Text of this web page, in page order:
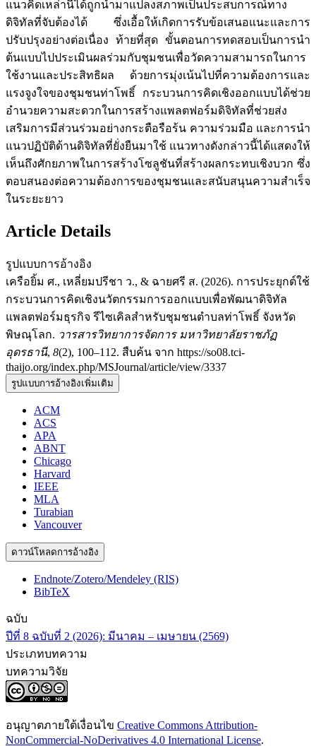
แนวคิดเหล่านี้ได้ถูกนำมาแปลงสภาพเป็นประสบการณ์ทาง
ดิจิทัลที่จับต้องได้ ซึ่งเอื้อให้เกิดการรับข้อเสนอแนะและการ
ปรับปรุงอย่างต่อเนื่อง ท้ายที่สุด ขั้นตอนการทดสอบเป็นการนำ
ต้นแบบไปประเมินผลร่วมกับชุมชนเพื่อวัดความสามารถในการ
ใช้งานและประสิทธิผล ด้วยการมุ่งเน้นไปที่ความต้องการและ
แรงจูงใจของชุมชนท่าโพธิ์ กระบวนการคิดเชิงออกแบบได้ช่วย
อำนวยความสะดวกในการสร้างแพลตฟอร์มดิจิทัลที่ช่วยส่ง
เสริมการมีส่วนร่วมอย่างกระตือรือร้น ความร่วมมือ และการนำ
แนวปฏิบัติด้านดิจิทัลที่ยั่งยืนมาใช้ แนวทางดังกล่าวนี้ได้แสดงให้
เห็นถึงศักยภาพในการสร้างโซลูชันที่สร้างผลกระทบเชิงบวก ซึ่ง
ตอบสนองต่อความต้องการของชุมชนและสนับสนุนความสำเร็จ
ในระยะยาว
Article Details
รูปแบบการอ้างอิง
เครือยิ้ม ศ., เหลี่ยมปรีชา ว., & ฉายศรี ส. (2026). การประยุกต์ใช้
กระบวนการคิดเชิงนวัตกรรมการออกแบบเพื่อพัฒนาดิจิทัล
แพลตฟอร์มธุรกิจ รีไซเคิลสำหรับชุมชนตำบลท่าโพธิ์ จังหวัด
พิษณุโลก. วารสารวิทยาการจัดการ มหาวิทยาลัยราชภัฏ
อุดรธานี, 8(2), 100–112. สืบค้น จาก https://so08.tci-
thaijo.org/index.php/MSJournal/article/view/3337
รูปแบบการอ้างอิงเพิ่มเติม
ACM
ACS
APA
ABNT
Chicago
Harvard
IEEE
MLA
Turabian
Vancouver
ดาวน์โหลดการอ้างอิง
Endnote/Zotero/Mendeley (RIS)
BibTeX
ฉบับ
ปีที่ 8 ฉบับที่ 2 (2026): มีนาคม – เมษายน (2569)
ประเภทบทความ
บทความวิจัย
อนุญาตภายใต้เงื่อนไข Creative Commons Attribution-
NonCommercial-NoDerivatives 4.0 International License.